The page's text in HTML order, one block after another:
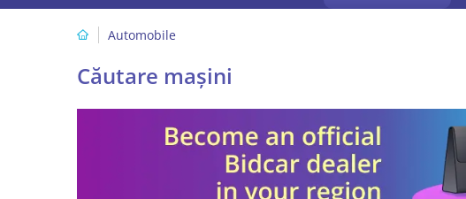
Automobile
Căutare mașini